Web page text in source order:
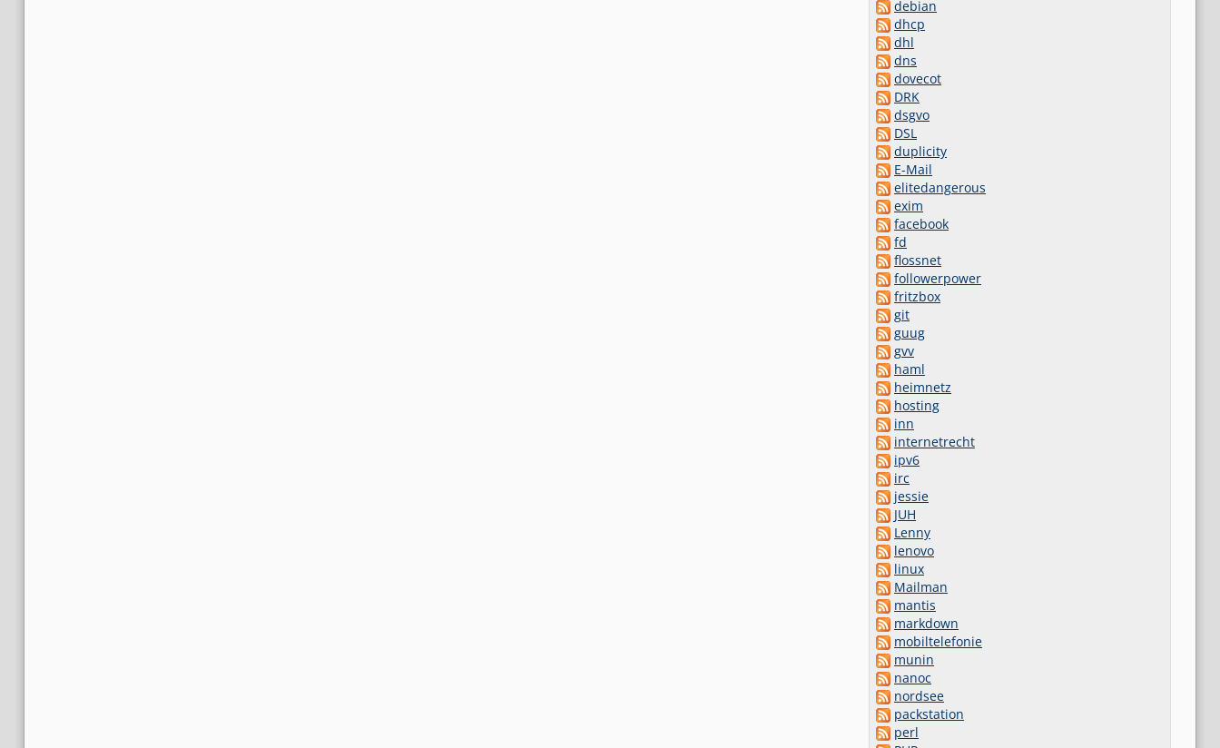
debian
dhcp
dhl
dns
dovecot
DRK
dsgvo
DSL
duplicity
E-Mail
elitedangerous
exim
facebook
fd
flossnet
followerpower
fritzbox
git
guug
gvv
haml
heimnetz
hosting
inn
internetrecht
ipv6
irc
jessie
JUH
Lenny
lenovo
linux
Mailman
mantis
markdown
mobiltelefonie
munin
nanoc
nordsee
packstation
perl